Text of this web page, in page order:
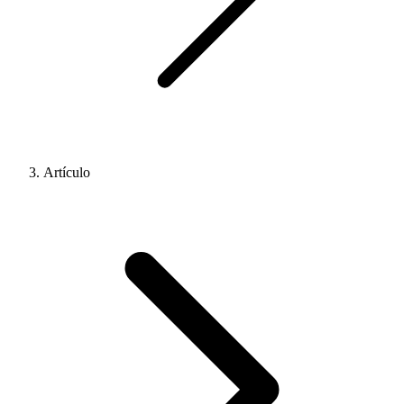
Artículo